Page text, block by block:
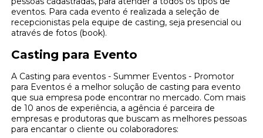
eventos. Para cada evento é realizada a seleção de
recepcionistas pela equipe de casting, seja presencial ou
através de fotos (book).
Casting para Evento
A Casting para eventos - Summer Eventos - Promotor
para Eventos é a melhor solução de casting para evento
que sua empresa pode encontrar no mercado. Com mais
de 10 anos de experiência, a agência é parceira de
empresas e produtoras que buscam as melhores pessoas
para encantar o cliente ou colaboradores: